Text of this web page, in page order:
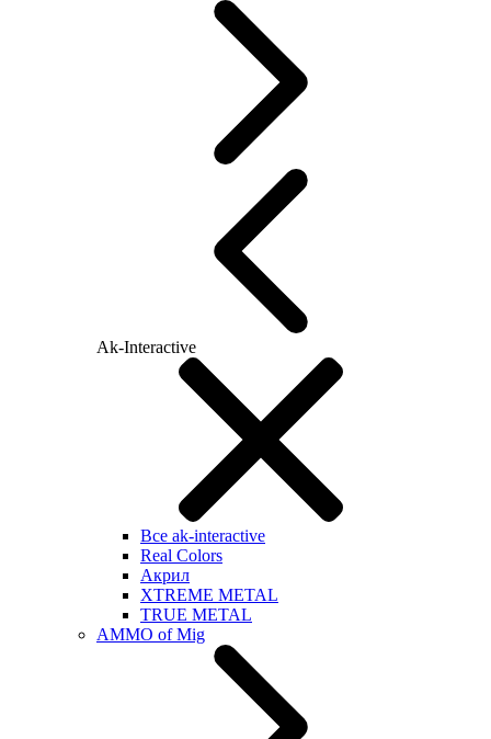
Ak-Interactive
Все ak-interactive
Real Colors
Акрил
XTREME METAL
TRUE METAL
AMMO of Mig